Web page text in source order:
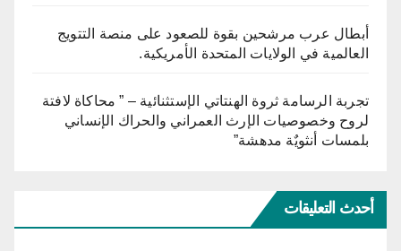
أبطال عرب مرشحين بقوة للصعود على منصة التتويج
العالمية في الولايات المتحدة الأمريكية.
تجربة الرسامة ثروة الهنتاتي الإستثنائية – ” محاكاة لافتة
لروح وخصوصيات الإرث العمراني والحراك الإنساني
بلمسات أنثويٌة مدهشة”
أحدث التعليقات